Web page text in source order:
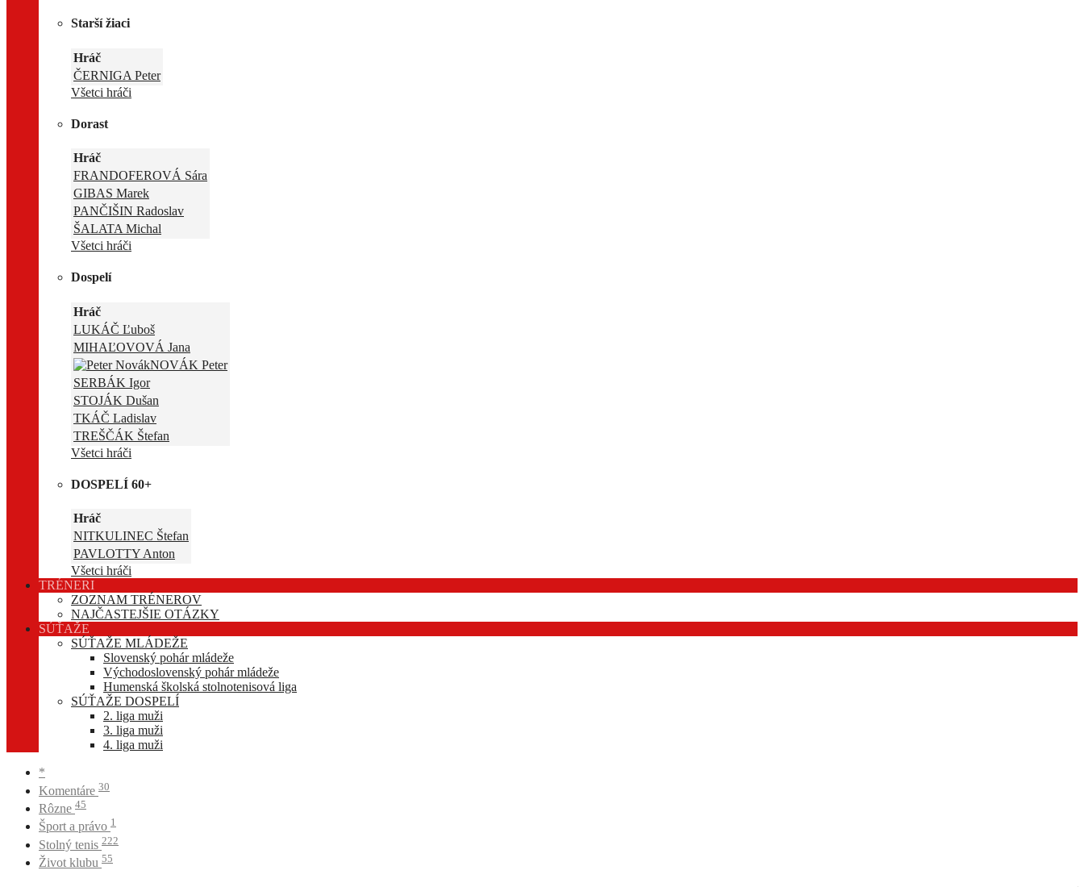
Starší žiaci
Hráč
ČERNIGA Peter
Všetci hráči
Dorast
Hráč
FRANDOFEROVÁ Sára
GIBAS Marek
PANČIŠIN Radoslav
ŠALATA Michal
Všetci hráči
Dospelí
Hráč
LUKÁČ Ľuboš
MIHAĽOVOVÁ Jana
NOVÁK Peter
SERBÁK Igor
STOJÁK Dušan
TKÁČ Ladislav
TREŠČÁK Štefan
Všetci hráči
DOSPELÍ 60+
Hráč
NITKULINEC Štefan
PAVLOTTY Anton
Všetci hráči
TRÉNERI
ZOZNAM TRÉNEROV
NAJČASTEJŠIE OTÁZKY
SÚŤAŽE
SÚŤAŽE MLÁDEŽE
Slovenský pohár mládeže
Východoslovenský pohár mládeže
Humenská školská stolnotenisová liga
SÚŤAŽE DOSPELÍ
2. liga muži
3. liga muži
4. liga muži
*
Komentáre 30
Rôzne 45
Šport a právo 1
Stolný tenis 222
Život klubu 55